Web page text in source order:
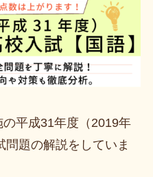
平成31年度（2019年
問題の解説をしていま